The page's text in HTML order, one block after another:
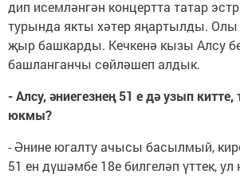
дип исемләнгән концертта татар
турында якты хәтер яңартылды.
җыр башкарды. Кечкенә кызы Алсу
башланганчы сөйләшеп алдык.
- Алсу, әниегезнең 51 е дә узып китте,
юкмы?
- Әнине югалту ачысы басылмый,
51 ен дүшәмбе 18е билгеләп үттек,